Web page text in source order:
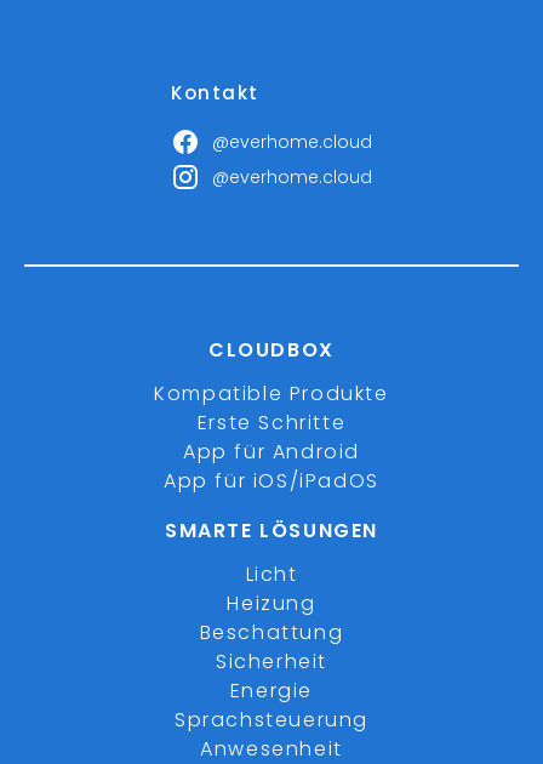
Kontakt
@everhome.cloud
@everhome.cloud
CLOUDBOX
Kompatible Produkte
Erste Schritte
App für Android
App für iOS/iPadOS
SMARTE LÖSUNGEN
Licht
Heizung
Beschattung
Sicherheit
Energie
Sprachsteuerung
Anwesenheit